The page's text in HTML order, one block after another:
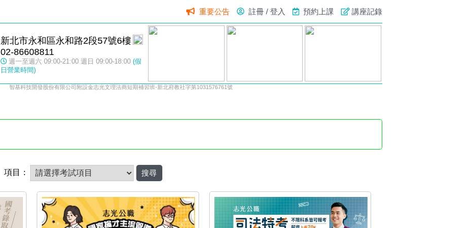
重要公告 註冊 / 登入 預約上課 講座記錄
新北市永和區永和路2段57號6樓
02-86608811
週一至週六 09:00-21:00 週日 09:00-18:00 (假
日營業時間)
智基科技開發股份有限公司附設金志光文理法商短期補習班-新北府教社字第1031576761號
項目：